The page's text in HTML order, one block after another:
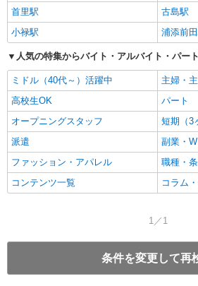
首里駅
古島駅
小禄駅
浦添前
人気の特集からバイト・アルバイト・パー
ミドル（40代～）活躍中
主婦・
高校生OK
パート
オープニングスタッフ
短期（3
派遣
副業・
ファッション・アパレル
職種・
コンテンツ一覧
コラム
1／1
条件を変更して再